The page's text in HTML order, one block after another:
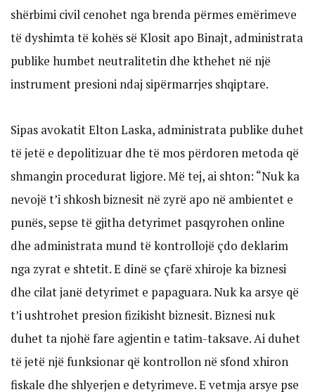
shërbimi civil cenohet nga brenda përmes emërimeve
të dyshimta të kohës së Klosit apo Binajt, administrata
publike humbet neutralitetin dhe kthehet në një
instrument presioni ndaj sipërmarrjes shqiptare.
Sipas avokatit Elton Laska, administrata publike duhet
të jetë e depolitizuar dhe të mos përdoren metoda që
shmangin procedurat ligjore. Më tej, ai shton: “Nuk ka
nevojë t’i shkosh biznesit në zyrë apo në ambientet e
punës, sepse të gjitha detyrimet pasqyrohen online
dhe administrata mund të kontrollojë çdo deklarim
nga zyrat e shtetit. E dinë se çfarë xhiroje ka biznesi
dhe cilat janë detyrimet e papaguara. Nuk ka arsye që
t’i ushtrohet presion fizikisht biznesit. Biznesi nuk
duhet ta njohë fare agjentin e tatim-taksave. Ai duhet
të jetë një funksionar që kontrollon në sfond xhiron
fiskale dhe shlyerjen e detyrimeve. E vetmja arsye pse